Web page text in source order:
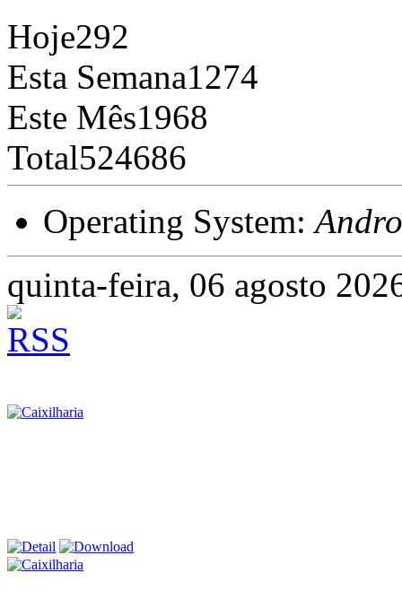
Hoje292
Esta Semana1274
Este Mês1968
Total524686
Operating System:
quinta-feira, 06 agosto